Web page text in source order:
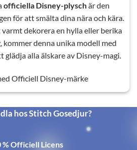
officiella Disney-plyschär den
för att smälta dina nära och kära.
dekorera en hylla eller berika
kommer denna unika modell med
glädja alla älskare av Disney-magi.
Officiell Disney-märke
hos Stitch Gosedjur?
% Officiell Licens